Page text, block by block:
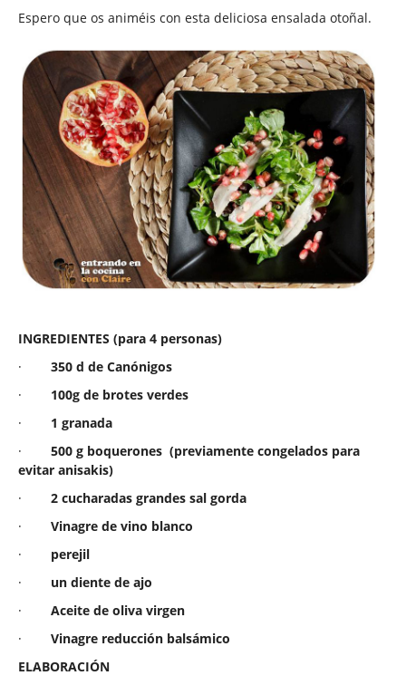
Espero que os animéis con esta deliciosa ensalada otoñal.
INGREDIENTES (para 4 personas)
·
350 d de Canónigos
·
100g de brotes verdes
·
1 granada
·
500 g boquerones (previamente congelados para
evitar anisakis)
·
2 cucharadas grandes sal gorda
·
Vinagre de vino blanco
·
perejil
·
un diente de ajo
·
Aceite de oliva virgen
·
Vinagre reducción balsámico
ELABORACIÓN